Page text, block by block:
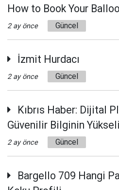
How to Book Your
2 ay önce Güncel
İzmit Hurdacı
2 ay önce Güncel
Kıbrıs Haber: Dijital
Güvenilir Bilginin
2 ay önce Güncel
Bargello 709 Hangi